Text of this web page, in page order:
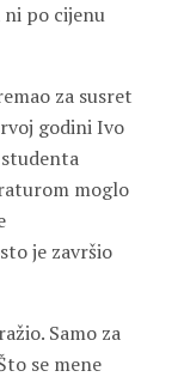
ni po cijenu
za susret
godini Ivo
moglo
je završio
Samo za
se mene